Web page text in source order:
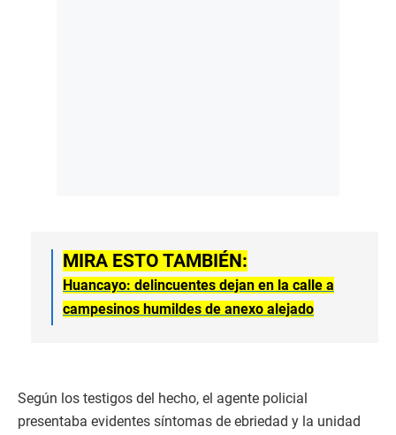
MIRA ESTO TAMBIÉN:
Huancayo: delincuentes dejan en la calle a
campesinos humildes de anexo alejado
Según los testigos del hecho, el agente policial
presentaba evidentes síntomas de ebriedad y la unidad